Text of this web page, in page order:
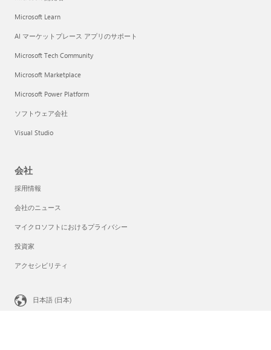
Microsoft Learn
AI マーケットプレース アプリのサポート
Microsoft Tech Community
Microsoft Marketplace
Microsoft Power Platform
ソフトウェア会社
Visual Studio
会社
採用情報
会社のニュース
マイクロソフトにおけるプライバシー
投資家
アクセシビリティ
日本語 (日本)